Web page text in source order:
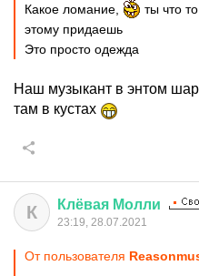
Какое ломание,
ты что
этому придаешь
Это просто одежда
Наш музыкант в энтом
там в кустах
К Клёвая Молли
23:19, 28.07.2021
От пользователя